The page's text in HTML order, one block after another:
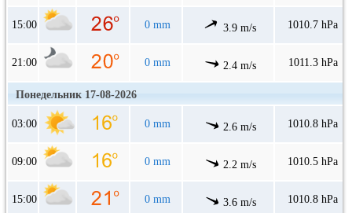
15:00 0 mm 3.9 m/s 1010.7 hPa
21:00 0 mm 2.4 m/s 1011.3 hPa
Понедельник 17-08-2026
03:00 0 mm 2.6 m/s 1010.8 hPa
09:00 0 mm 2.2 m/s 1010.5 hPa
15:00 0 mm 3.6 m/s 1010.8 hPa